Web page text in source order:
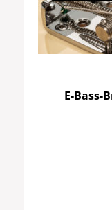
E-Bass-